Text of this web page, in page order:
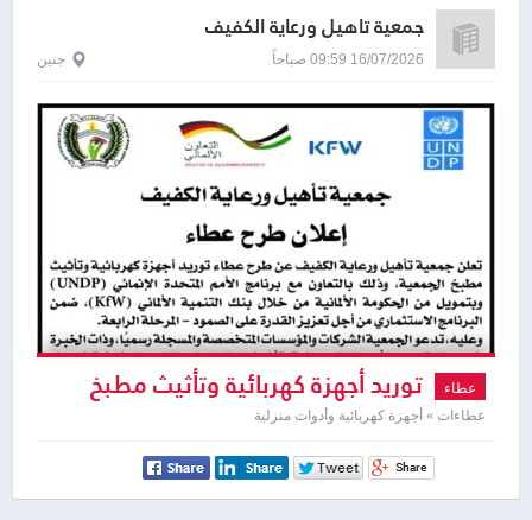
جمعية تأهيل ورعاية الكفيف
16/07/2026 09:59 صباحاً جنين
عطاء توريد أجهزة كهربائية وتأثيث مطبخ
الجمعية
عطاءات » أجهزة كهربائية وأدوات منزلية